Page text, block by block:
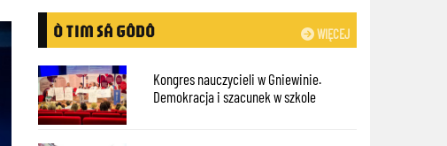
WIĘCEJ
Ò TIM SÃ GÔDÔ
Kongres nauczycieli w Gniewinie.
Demokracja i szacunek w szkole